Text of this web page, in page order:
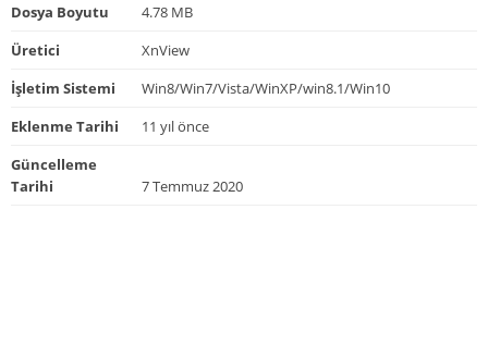
Dosya Boyutu
4.78 MB
Üretici
XnView
İşletim Sistemi
Win8/Win7/Vista/WinXP/win8.1/Win10
Eklenme Tarihi
11 yıl önce
Güncelleme
Tarihi
7 Temmuz 2020